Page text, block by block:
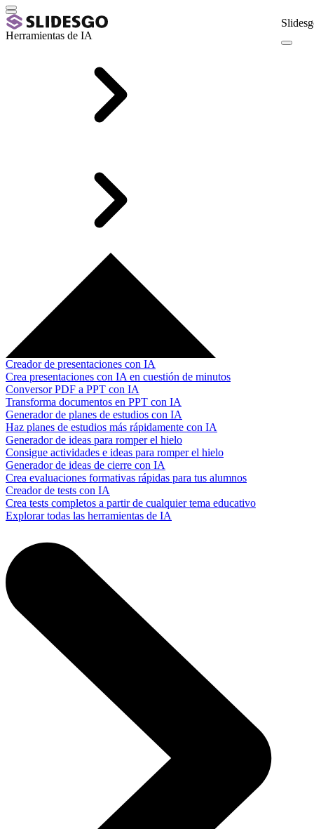
Herramientas de IA
Creador de presentaciones con IA
Crea presentaciones con IA en cuestión de minutos
Conversor PDF a PPT con IA
Transforma documentos en PPT con IA
Generador de planes de estudios con IA
Haz planes de estudios más rápidamente con IA
Generador de ideas para romper el hielo
Consigue actividades e ideas para romper el hielo
Generador de ideas de cierre con IA
Crea evaluaciones formativas rápidas para tus alumnos
Creador de tests con IA
Crea tests completos a partir de cualquier tema educativo
Explorar todas las herramientas de IA